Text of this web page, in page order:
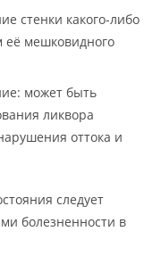
стенки какого-либо
её мешковидного
может быть
ликвора
оттока и
следует
болезненности в